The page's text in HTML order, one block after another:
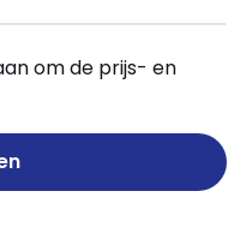
om de prijs- en